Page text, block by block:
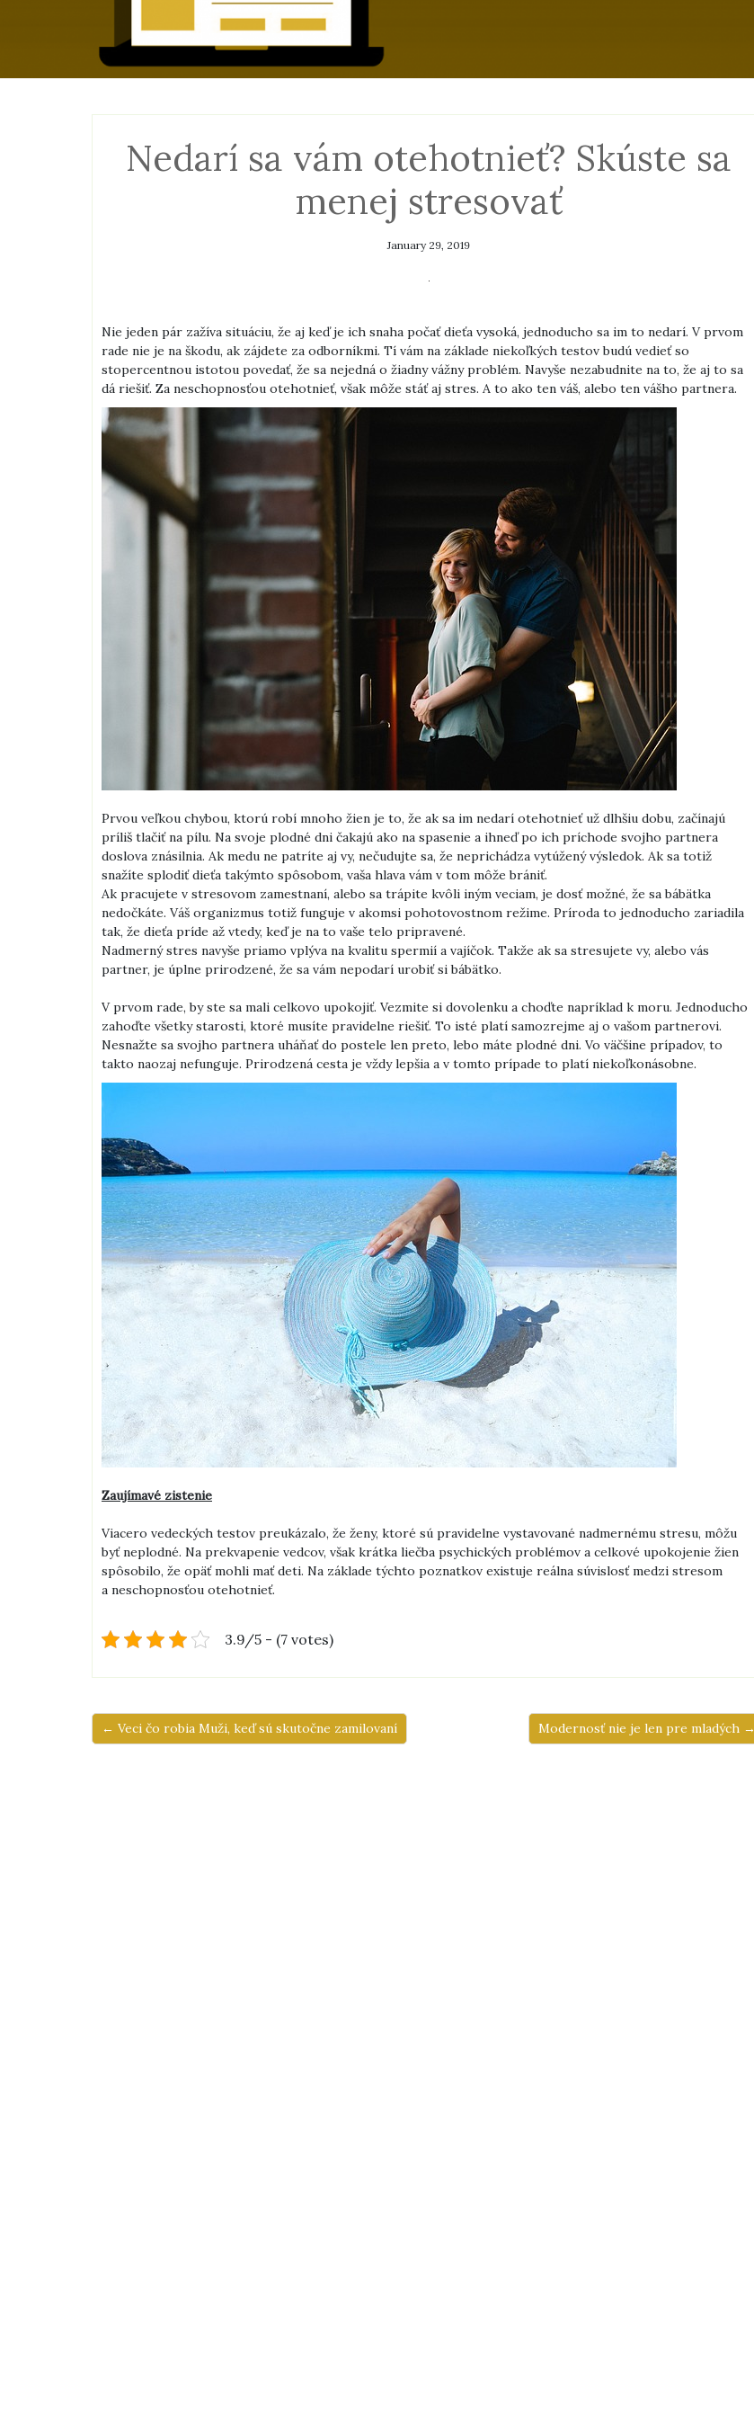
Nedarí sa vám otehotnieť? Skúste sa
menej stresovať
January 29, 2019
Nie jeden pár zažíva situáciu, že aj keď je ich snaha počať dieťa vysoká, jednoducho sa im to nedarí. V prvom
rade nie je na škodu, ak zájdete za odborníkmi. Tí vám na základe niekoľkých testov budú vedieť so
stopercentnou istotou povedať, že sa nejedná o žiadny vážny problém. Navyše nezabudnite na to, že aj to sa
dá riešiť. Za neschopnosťou otehotnieť, však môže stáť aj stres. A to ako ten váš, alebo ten vášho partnera.
Prvou veľkou chybou, ktorú robí mnoho žien je to, že ak sa im nedarí otehotnieť už dlhšiu dobu, začínajú
príliš tlačiť na pílu. Na svoje plodné dni čakajú ako na spasenie a ihneď po ich príchode svojho partnera
doslova znásilnia. Ak medu ne patríte aj vy, nečudujte sa, že neprichádza vytúžený výsledok. Ak sa totiž
snažíte splodiť dieťa takýmto spôsobom, vaša hlava vám v tom môže brániť.
Ak pracujete v stresovom zamestnaní, alebo sa trápite kvôli iným veciam, je dosť možné, že sa bábätka
nedočkáte. Váš organizmus totiž funguje v akomsi pohotovostnom režime. Príroda to jednoducho zariadila
tak, že dieťa príde až vtedy, keď je na to vaše telo pripravené.
Nadmerný stres navyše priamo vplýva na kvalitu spermií a vajíčok. Takže ak sa stresujete vy, alebo vás
partner, je úplne prirodzené, že sa vám nepodarí urobiť si bábätko.
V prvom rade, by ste sa mali celkovo upokojiť. Vezmite si dovolenku a choďte napríklad k moru. Jednoducho
zahoďte všetky starosti, ktoré musíte pravidelne riešiť. To isté platí samozrejme aj o vašom partnerovi.
Nesnažte sa svojho partnera uháňať do postele len preto, lebo máte plodné dni. Vo väčšine prípadov, to
takto naozaj nefunguje. Prirodzená cesta je vždy lepšia a v tomto prípade to platí niekoľkonásobne.
Zaujímavé zistenie
Viacero vedeckých testov preukázalo, že ženy, ktoré sú pravidelne vystavované nadmernému stresu, môžu
byť neplodné. Na prekvapenie vedcov, však krátka liečba psychických problémov a celkové upokojenie žien
spôsobilo, že opäť mohli mať deti. Na základe týchto poznatkov existuje reálna súvislosť medzi stresom
a neschopnosťou otehotnieť.
3.9/5 - (7 votes)
← Veci čo robia Muži, keď sú skutočne zamilovaní Modernosť nie je len pre mladých →